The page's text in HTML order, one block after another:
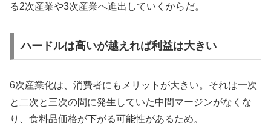
る2次産業や3次産業へ進出していくからだ。
ハードルは高いが越えれば利益は大きい
6次産業化は、消費者にもメリットが大きい。それは一次
と二次と三次の間に発生していた中間マージンがなくな
り、食料品価格が下がる可能性があるため。